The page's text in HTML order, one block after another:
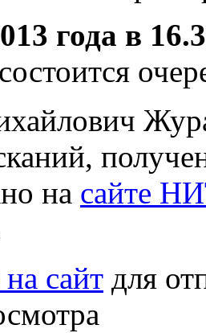
года в
на сайте
сайт для